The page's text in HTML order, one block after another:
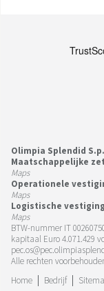
Olimpia Splendid
Maatschappelijke
Maps
Operationele
Maps
Logistische
Maps
BTW-nummer IT
kapitaal Euro 4.071.429
Alle rechten
Home
Bedrijf